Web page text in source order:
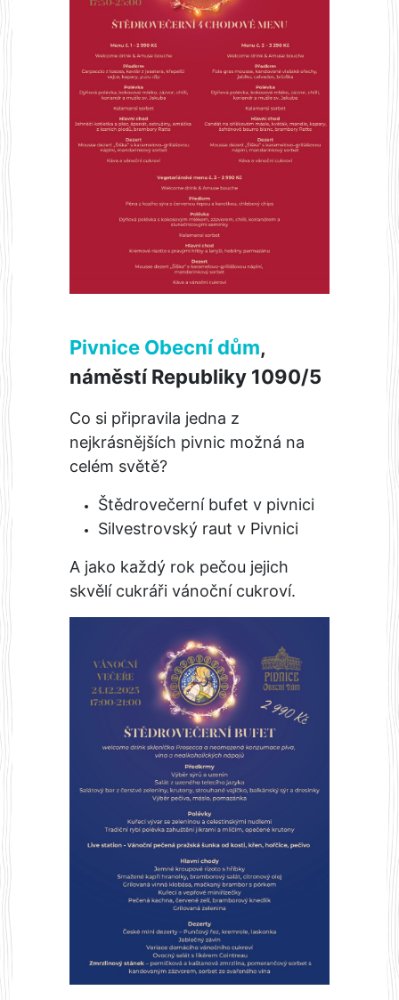
Pivnice Obecní dům,
náměstí Republiky 1090/5
Co si připravila jedna z
nejkrásnějších pivnic možná na
celém světě?
Štědrovečerní bufet v pivnici
Silvestrovský raut v Pivnici
A jako každý rok pečou jejich
skvělí cukráři vánoční cukroví.